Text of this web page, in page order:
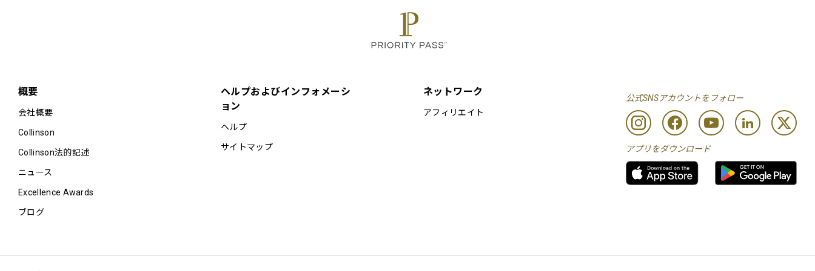
同伴者様はお1人様ごとに料金が発生する場合があります。
概要
会社概要
Collinson
Collinson法的記述
ニュース
Excellence Awards
ブログ
ヘルプおよびインフォメーシ
ョン
ヘルプ
サイトマップ
ネットワーク
アフィリエイト
公式SNSアカウントをフォロー
アプリをダウンロード